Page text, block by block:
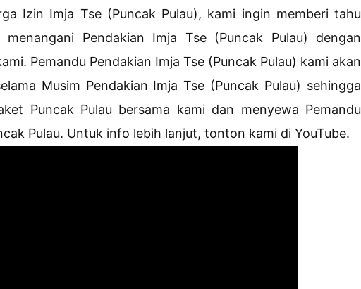
Izin Imja Tse (Puncak Pulau), kami ingin memberi tahu
Pendakian Imja Tse (Puncak Pulau) dengan
Pemandu Pendakian Imja Tse (Puncak Pulau) kami akan
Musim Pendakian Imja Tse (Puncak Pulau) sehingga
Puncak Pulau bersama kami dan menyewa Pemandu
Pulau. Untuk info lebih lanjut, tonton kami di YouTube.